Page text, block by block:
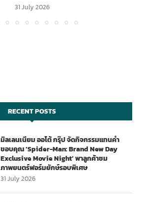
31 July 2026
RECENT POSTS
มิลเลนเนียม ออโต้ กรุ๊ป จัดกิจกรรมแทนคำ
ขอบคุณ ‘Spider-Man: Brand New Day
Exclusive Movie Night’ พาลูกค้าชม
ภาพยนตร์ฟอร์มยักษ์รอบพิเศษ
31 July 2026